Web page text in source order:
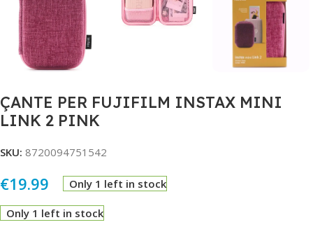
ÇANTE PER FUJIFILM INSTAX MINI
LINK 2 PINK
SKU: 8720094751542
€19.99 Only 1 left in stock
Only 1 left in stock